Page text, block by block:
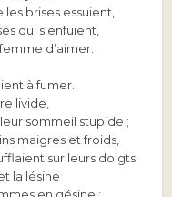
brises essuient,
qui s’enfuient,
d’aimer.
à fumer.
livide,
sommeil stupide ;
maigres et froids,
sur leurs doigts.
la lésine